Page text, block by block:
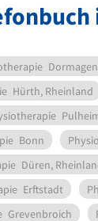
Dormagen
Hürth, Rheinland
Bonn
Düren,
Erftstadt
Grevenbroich